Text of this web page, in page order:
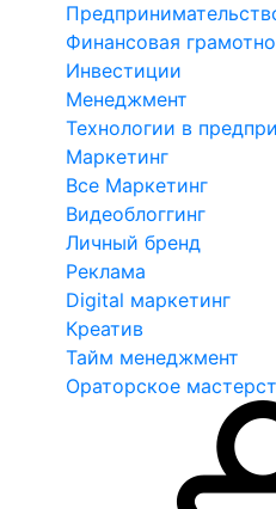
Финансовая
Инвестиции
Менеджмент
Технологии в
Маркетинг
Все Маркетинг
Видеоблоггинг
Личный бренд
Реклама
Digital маркетинг
Креатив
Тайм менеджмент
Ораторское